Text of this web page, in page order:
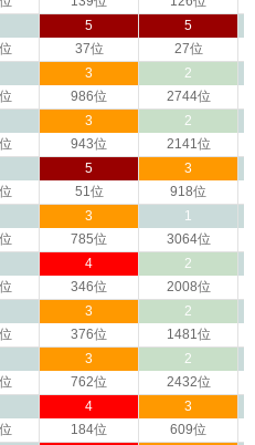
5
37位
5
27位
3
986位
2
2744位
3
943位
2
2141位
5
51位
3
918位
3
785位
1
3064位
4
346位
2
2008位
3
376位
2
1481位
3
762位
2
2432位
4
184位
3
609位